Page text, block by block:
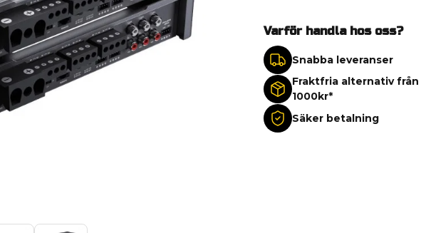
Varför handla hos oss?
Snabba leveranser
Fraktfria alternativ från
1000kr*
Säker betalning